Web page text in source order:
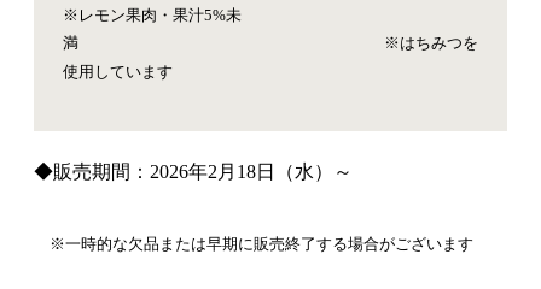
※レモン果肉・果汁5%未
満
※はちみつを
使用しています
◆販売期間：2026年2月18日（水）～
※一時的な欠品または早期に販売終了する場合がございます